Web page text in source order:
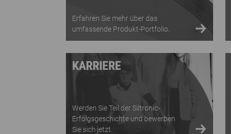
Erfahren Sie mehr über das
umfassende Produkt-Portfolio.
KARRIERE
Werden Sie Teil der Siltronic-
Erfolgsgeschichte und bewerben
Sie sich jetzt.